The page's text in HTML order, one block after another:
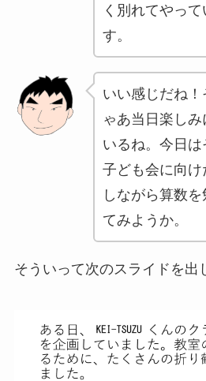
く別れてやって
す。
いい感じだね！
ゃあ当日楽しみ
いるね。今日は
子ども会に向け
しながら算数を
てみようか。
そういって次のスライドを出